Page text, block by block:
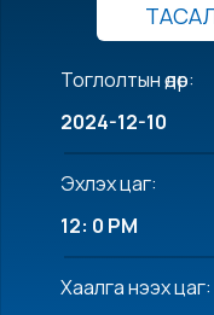
Тоглолтын өдөр:
2024-12-10
Эхлэх цаг:
12: 0 PM
Хаалга нээх цаг: